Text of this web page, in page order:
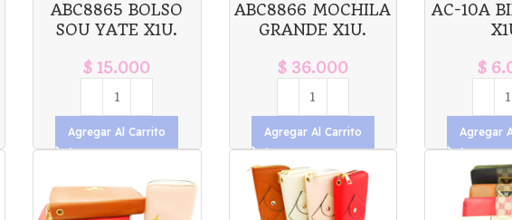
ABC8865 BOLSO
SOU YATE X1U.
$ 15.000
Agregar Al Carrito
ABC8866 MOCHILA
GRANDE X1U.
$36.000
Agregar Al Carrito
AC-10A
$
Agregar